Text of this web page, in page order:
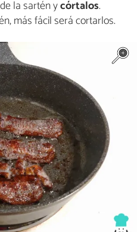
la sartén ycórtalos.
más fácil será cortarlos.